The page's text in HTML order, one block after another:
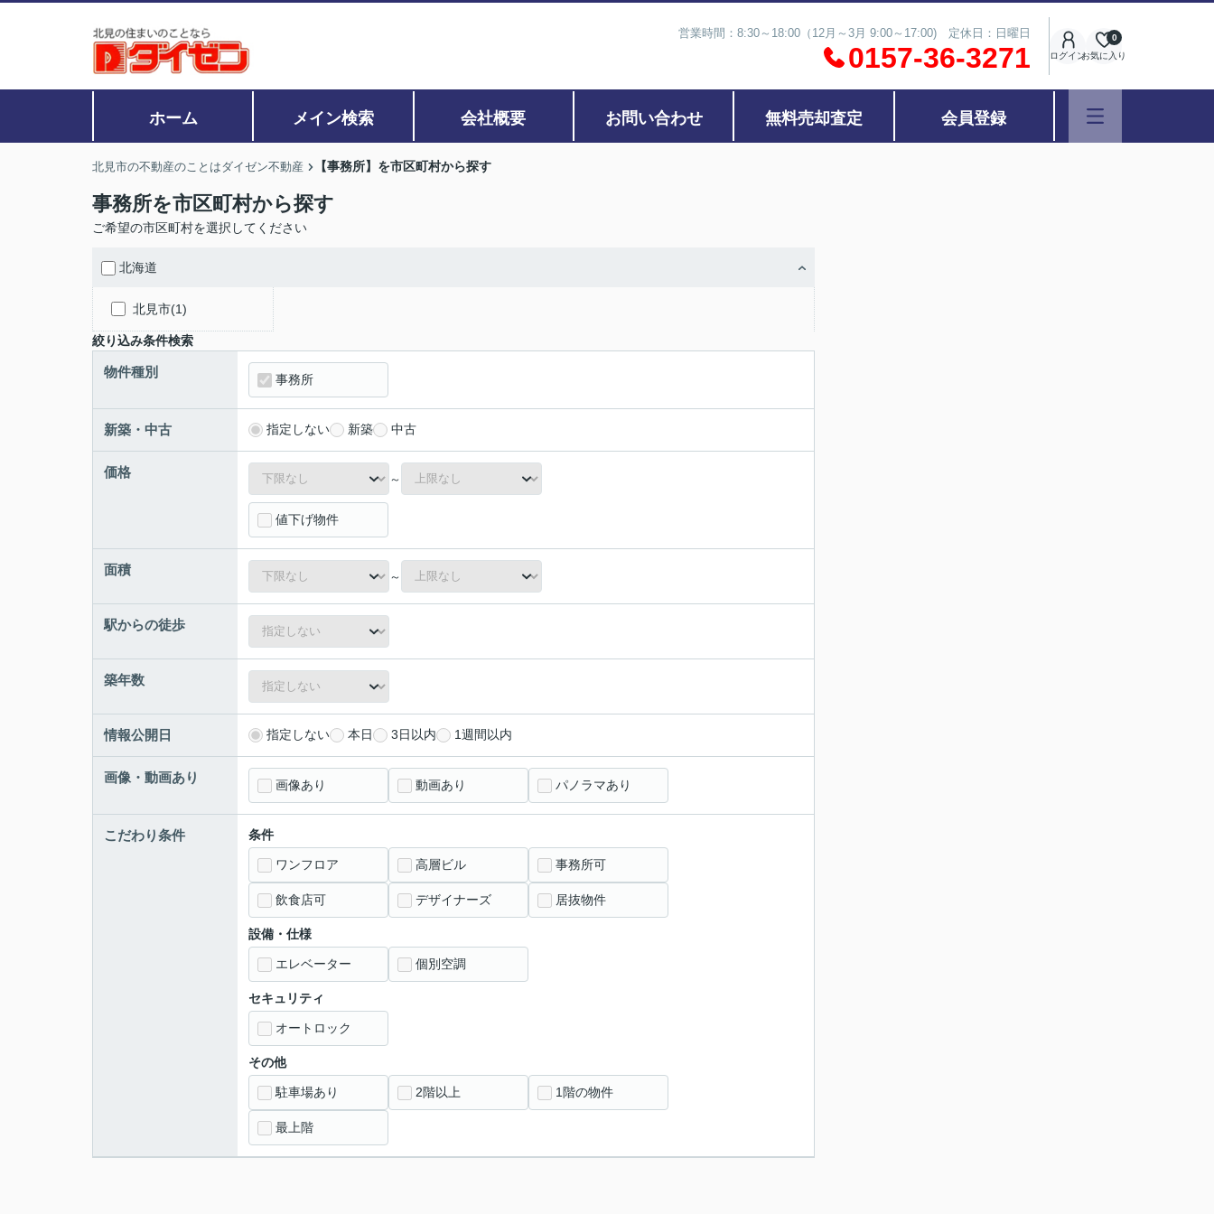
営業時間：8:30～18:00（12月～3月 9:00～17:00) 定休日：日曜日
0157-36-3271 ログインお気に入り
0
ホーム メイン検索 会社概要 お問い合わせ 無料売却査定 会員登録
北見市の不動産のことはダイゼン不動産 【事務所】を市区町村から探す
事務所を市区町村から探す
ご希望の市区町村を選択してください
北海道
北見市(1)
絞り込み条件検索
物件種別 事務所
新築・中古 指定しない 新築 中古
価格 ～
値下げ物件
面積 ～
駅からの徒歩
築年数
情報公開日 指定しない 本日 3日以内 1週間以内
画像・動画あり 画像あり 動画あり パノラマあり
こだわり条件 条件
ワンフロア 高層ビル 事務所可
飲食店可 デザイナーズ 居抜物件
設備・仕様
エレベーター 個別空調
セキュリティ
オートロック
その他
駐車場あり 2階以上 1階の物件
最上階